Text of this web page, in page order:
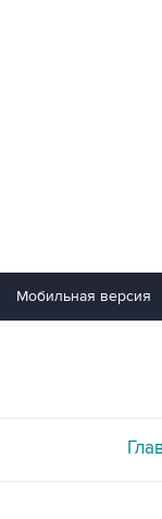
Мобильная версия